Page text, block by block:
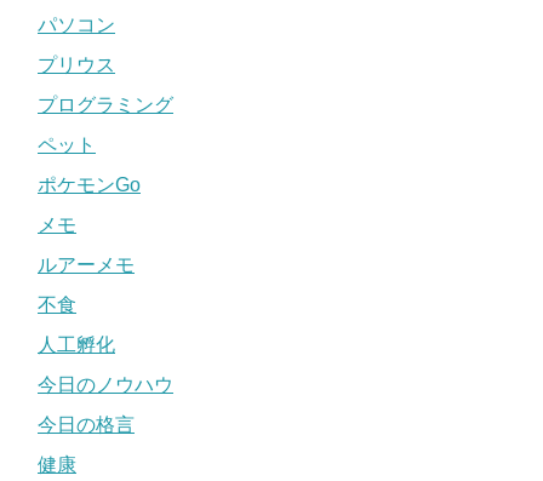
パソコン
プリウス
プログラミング
ペット
ポケモンGo
メモ
ルアーメモ
不食
人工孵化
今日のノウハウ
今日の格言
健康